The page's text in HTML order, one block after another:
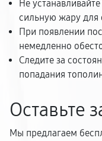
Не
сильную жару для
При появлении
немедленно
Следите за
попадания
Оставьте
Мы предлагаем